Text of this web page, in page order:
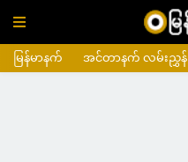
မြန်မာနက် အင်တာနက် လမ်းညွှန်